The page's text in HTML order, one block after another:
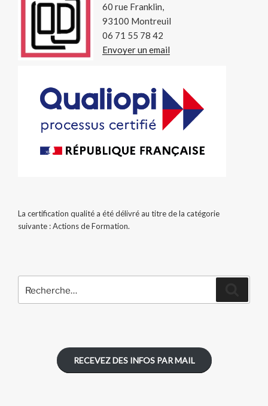
60 rue Franklin,
93100 Montreuil
06 71 55 78 42
Envoyer un email
La certification qualité a été délivré au titre de la catégorie
suivante : Actions de Formation.
pour
RECEVEZ DES INFOS PAR MAIL